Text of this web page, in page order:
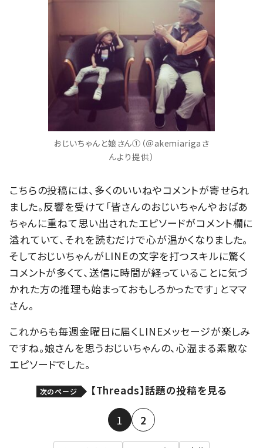
おじいちゃんと娘さん①（＠akemiarigaさ
んより提供）
こちらの投稿には、多くのいいねやコメントが寄せられ
ました。反響を受けて「皆さんのおじいちゃんやおばあ
ちゃんに重ねて思い出されたエピソードがコメント欄に
溢れていて、それを読むだけで心が温かくなりました。
そしておじいちゃんがLINEの文字を打つスキルに驚く
コメントが多くて、送信に時間が経っていることに気づ
かれた方の推理も始まっておもしろかったです」とママ
さん。
これからも毎週金曜日に届くLINEメッセージが楽しみ
ですね。娘さんを思うおじいちゃんの、心温まる素敵な
エピソードでした。
次のページ 【Threads】話題の投稿を見る
1 2